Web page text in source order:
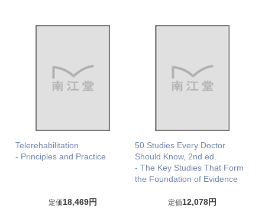
Telerehabilitation
- Principles and Practice
定価18,469円
50 Studies Every Doctor
Should Know, 2nd ed.
- The Key Studies That Form
the Foundation of Evidence
定価12,078円